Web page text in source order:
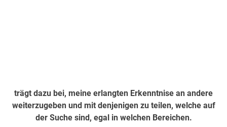
trägt dazu bei, meine erlangten Erkenntnise an andere
weiterzugeben und mit denjenigen zu teilen, welche auf
der Suche sind, egal in welchen Bereichen.